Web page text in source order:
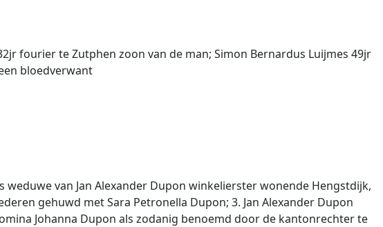
fourier te Zutphen zoon van de man; Simon Bernardus Luijmes 49jr
bloedverwant
weduwe van Jan Alexander Dupon winkelierster wonende Hengstdijk,
gehuwd met Sara Petronella Dupon; 3. Jan Alexander Dupon
Johanna Dupon als zodanig benoemd door de kantonrechter te